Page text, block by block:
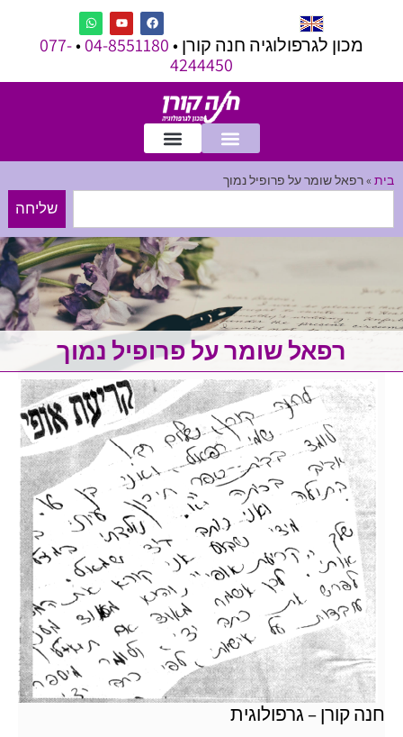
מכון לגרפולוגיה חנה קורן •04-8551180
•
077-
4244450
בית »רפאל שומר על פרופיל נמוך
שליחה
רפאל שומר על פרופיל נמוך
חנה קורן – גרפולוגית